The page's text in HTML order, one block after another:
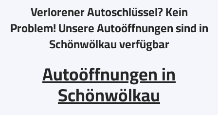
Verlorener Autoschlüssel? Kein
Problem! Unsere Autoöffnungen sind in
Schönwölkau verfügbar
Autoöffnungen in
Schönwölkau